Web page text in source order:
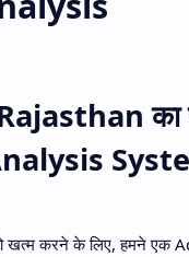
का
खत्म करने के लिए, हमने एक